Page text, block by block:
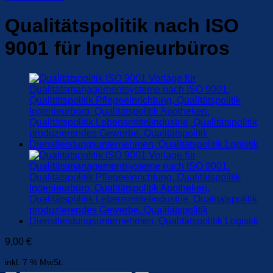
Qualitätspolitik nach ISO
9001 für Ingenieurbüros
9,00 €
inkl. 7 % MwSt.